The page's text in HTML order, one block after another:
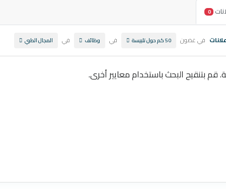
0
في غضون 50 كم حول تلبيسة في وظائف في المجال الطبي
قم بتنقيح البحث باستخدام معايير أخرى.